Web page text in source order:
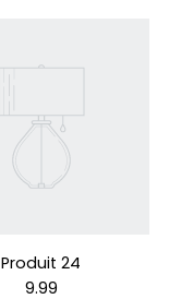
Produit 24
9.99